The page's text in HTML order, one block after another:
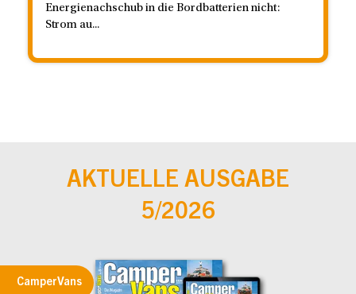
Energienachschub in die Bordbatterien nicht:
Strom au...
AKTUELLE AUSGABE
5/2026
CamperVans